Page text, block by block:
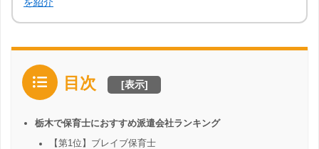
を紹介
目次 [表示]
栃木で保育士におすすめ派遣会社ランキング
【第1位】ブレイブ保育士